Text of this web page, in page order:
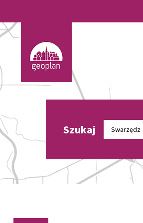
Szukaj